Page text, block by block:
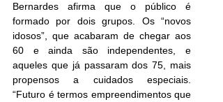
Bernardes afirma que o público é
formado por dois grupos. Os “novos
idosos”, que acabaram de chegar aos
60 e ainda são independentes, e
aqueles que já passaram dos 75, mais
propensos a cuidados especiais.
“Futuro é termos empreendimentos que